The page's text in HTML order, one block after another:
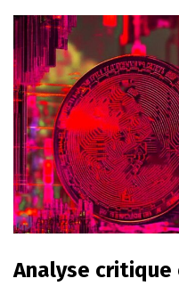
Analyse